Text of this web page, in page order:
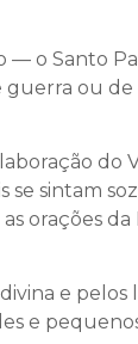
o Santo
ou
do
sintam
orações
e
e